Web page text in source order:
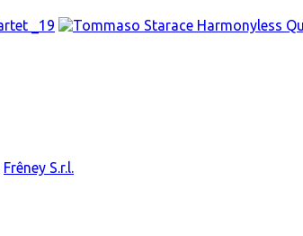
Frêney S.r.l.